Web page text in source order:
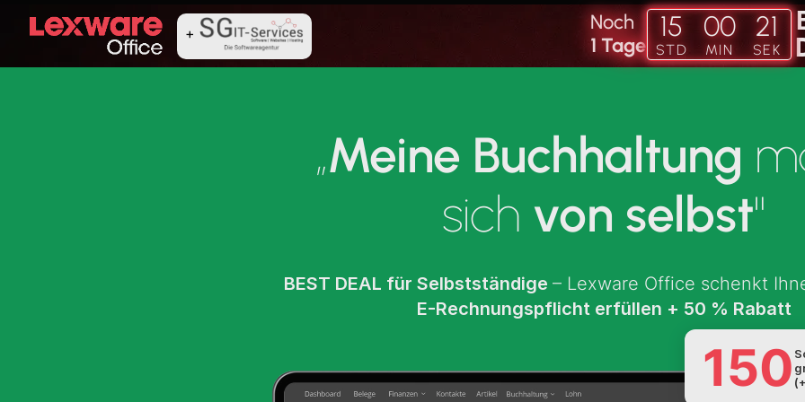
+
Noch
1Tage
15
STD
00
MIN
18
SEK
+
„Meine Buchhaltung
sich von selbst"
BEST DEAL für Selbstständige – Lexware Office schenkt
E-Rechnungspflicht erfüllen + 50 % Rabatt
150